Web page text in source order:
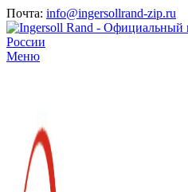
Почта: info@ingersollrand-zip.ru
Меню